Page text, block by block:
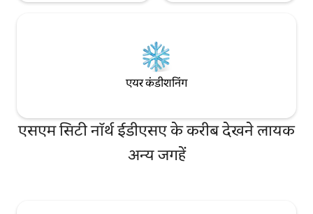
एयर कंडीशनिंग
एसएम सिटी नॉर्थ ईडीएसए के करीब देखने लायक
अन्य जगहें